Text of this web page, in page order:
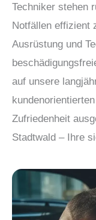
Techniker stehen
Notfällen effizient
Ausrüstung und
auf unsere
Zufriedenheit
Stadtwald – Ihre